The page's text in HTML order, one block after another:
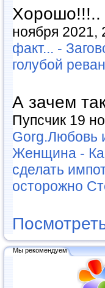
Хорошо!!!..
ноября 2021,
факт... -
голубой
А зачем
Пупсчик 19
Gorg.Любовь
Женщина -
сделать
осторожно
Мы рекомендуем